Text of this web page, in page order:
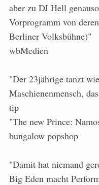
aber zu DJ Hell
Vorprogramm von
Berliner Volksbühne)"
wbMedien
"Der 23jährige tanzt
Maschienenmensch,
tip
"The new Prince:
bungalow popshop
"Damit hat niemand
Big Eden macht